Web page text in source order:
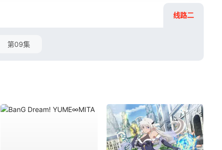
线路二
第09集